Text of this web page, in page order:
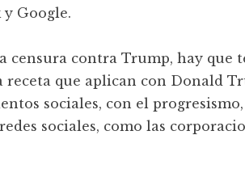
Google.
censura contra Trump, hay que
receta que aplican con Donald
sociales, con el
sociales, como las